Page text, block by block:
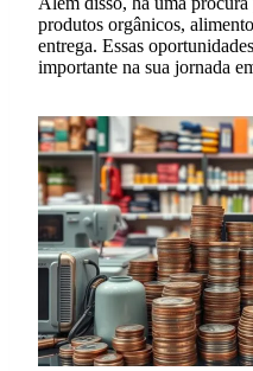
produtos orgânicos,
entrega. Essas
importante na sua jornada